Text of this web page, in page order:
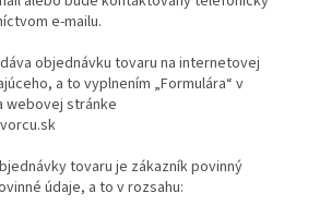
e-mailu.
objednávku tovaru na internetovej
a to vyplnením „Formulára“ v
webovej stránke
tovaru je zákazník povinný
údaje, a to v rozsahu: